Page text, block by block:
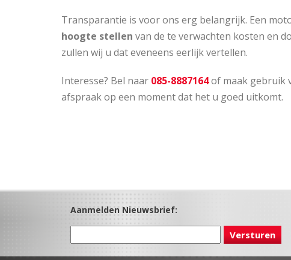
Transparantie is voor ons erg belangrijk. Een
hoogte stellen van de te verwachten kosten en
zullen wij u dat eveneens eerlijk vertellen.
Interesse? Bel naar 085-8887164of maak gebruik
afspraak op een moment dat het u goed uitkomt.
Aanmelden Nieuwsbrief: